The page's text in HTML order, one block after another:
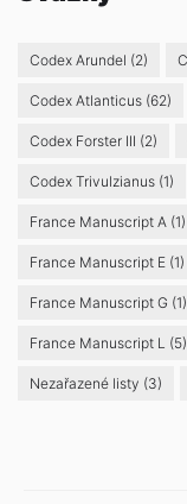
Codex Arundel (2)
Codex Atlanticus (62)
Codex Forster III (2)
Codex Trivulzianus (1)
France Manuscript A (1)
France Manuscript E (1)
France Manuscript G (1)
France Manuscript L (5)
Nezařazené listy (3)